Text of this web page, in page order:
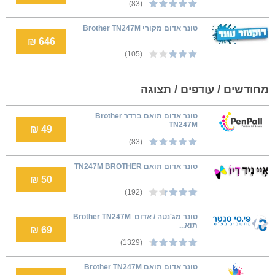
(83)
טונר אדום מקורי Brother TN247M
(105)
646 ₪
מחודשים / עודפים / תצוגה
טונר אדום תואם ברדר Brother
TN247M
(83)
49 ₪
טונר אדום תואם TN247M BROTHER
(192)
50 ₪
‏טונר מג'נטה / אדום ‏ Brother TN247M
תוא...
(1329)
69 ₪
‏טונר אדום תואם Brother TN247M